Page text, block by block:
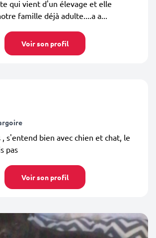
qui vient d'un élevage et elle
famille déjà adulte....a a...
Voir son profil
, s'entend bien avec chien et chat, le
pas
Voir son profil